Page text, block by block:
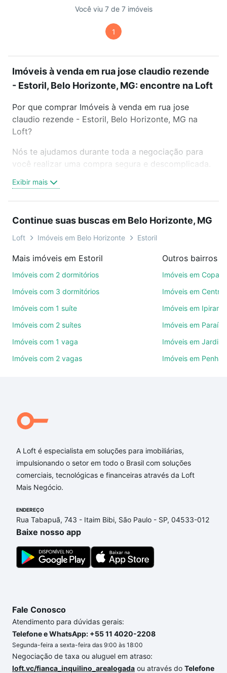
Você viu 7 de 7 imóveis
1
Imóveis à venda em rua jose claudio rezende
- Estoril, Belo Horizonte, MG: encontre na Loft
Por que comprar Imóveis à venda em rua jose
claudio rezende - Estoril, Belo Horizonte, MG na
Loft?
Nós te ajudamos durante toda a negociação para
você realizar uma compra segura e descomplicada.
trabalho e do metrô, aqui você vai encontrar a
oferta ideal de Imóveis à venda em rua jose claudio
conquistar seu sonho. Agende uma visita presencial
ou por videochamada, é grátis, sem compromisso e
imobiliárias te ajudando na compra, venda ou troca
de imóveis.
Como escolher um imóvel?
Use barra de busca no topo para pesquisar por
ruas, bairros e até condomínios favoritos. Você
também pode usar os filtros como quantidade de
combinar perfeitamente com o preço, metragem e
Horizonte, MG ideal para você na Loft.
Qual o preço de Imóveis à venda em rua jose
Aqui na Loft temos a oferta ideal para você, com
Imóveis à venda em rua jose claudio rezende -
Estoril, Belo Horizonte, MG que custam a partir de
imobiliário as parcelas podem se adequar ao seu
orçamento. Se ainda tem alguma dúvida dos custos
envolvidos no processo de compra, veja em nosso
portal quanto custa comprar um apartamento
conte com a gente para comprar o imóvel dos seus
Exibir mais
Continue suas buscas em Belo Horizonte, MG
Loft Imóveis em Belo Horizonte Estoril
Mais imóveis em Estoril
Imóveis com 2 dormitórios
Imóveis com 3 dormitórios
Imóveis com 1 suíte
Imóveis com 2 suítes
Imóveis com 1 vaga
Imóveis com 2 vagas
Imóveis em
Imóveis em Centro
Imóveis em
Imóveis em Paraíso
Imóveis em Jardim
Imóveis em Penha
A Loft é especialista em soluções para imobiliárias,
impulsionando o setor em todo o Brasil com soluções
comerciais, tecnológicas e financeiras através da Loft
Mais Negócio.
ENDEREÇO
Rua Tabapuã, 743 - Itaim Bibi, São Paulo - SP, 04533-012
Baixe nosso app
Fale Conosco
Atendimento para dúvidas gerais:
Telefone e WhatsApp: +55 11 4020-2208
Segunda-feira a sexta-feira das 9:00 às 18:00
Negociação de taxa ou aluguel em atraso:
loft.vc/fianca_inquilino_arealogada ou através do Telefone